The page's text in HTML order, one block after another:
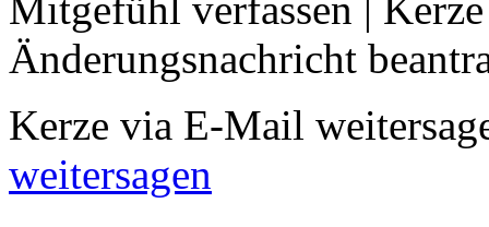
Mitgefühl verfassen
Änderungsnachricht
Kerze via E-Mail
weitersagen